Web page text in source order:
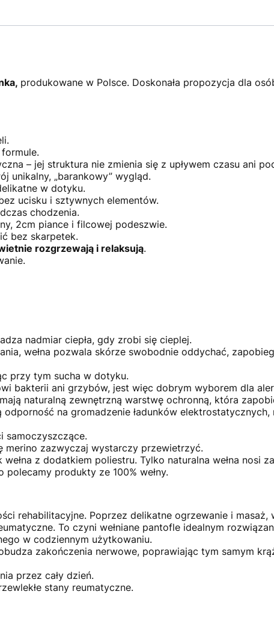
produkowane w Polsce. Doskonała propozycja dla
– jej struktura nie zmienia się z upływem czasu ani
unikalny, „barankowy” wygląd.
w dotyku.
ucisku i sztywnych elementów.
chodzenia.
2cm piance i filcowej podeszwie.
bez skarpetek.
rozgrzewają i relaksują.
nadmiar ciepła, gdy zrobi się cieplej.
wełna pozwala skórze swobodnie oddychać,
przy tym sucha w dotyku.
bakterii ani grzybów, jest więc dobrym wyborem dla
naturalną zewnętrzną warstwę ochronną, która
odporność na gromadzenie ładunków elektrostatycznych,
samoczyszczące.
merino zazwyczaj wystarczy przewietrzyć.
z dodatkiem poliestru. Tylko naturalna wełna nosi
produkty ze 100% wełny.
rehabilitacyjne. Poprzez delikatne ogrzewanie i masaż,
To czyni wełniane pantofle idealnym
w codziennym użytkowaniu.
zakończenia nerwowe, poprawiając tym samym
przez cały dzień.
stany reumatyczne.